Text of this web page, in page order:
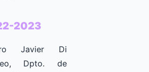
2023
Javier Di
Dpto. de